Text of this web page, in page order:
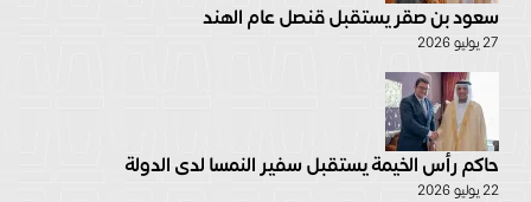
سعود بن صقر يستقبل قنصل عام الهند
27 يوليو 2026
حاكم رأس الخيمة يستقبل سفير النمسا لدى الدولة
22 يوليو 2026